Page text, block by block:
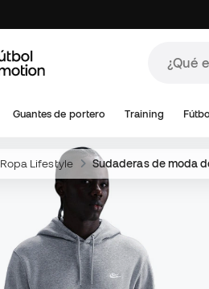
Guantes de portero Training
Ropa Lifestyle Sudaderas de moda